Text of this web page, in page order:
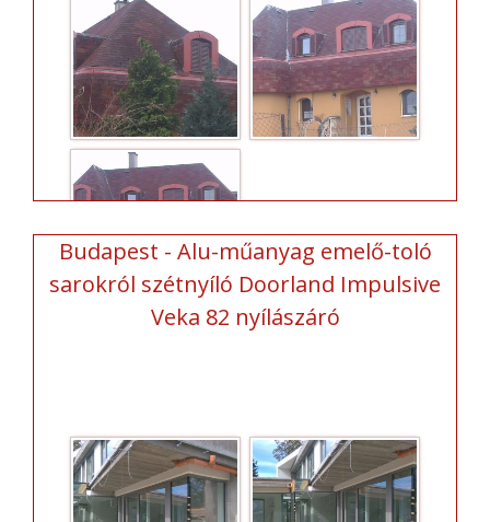
Budapest - Alu-műanyag emelő-toló
sarokról szétnyíló Doorland Impulsive
Veka 82 nyílászáró